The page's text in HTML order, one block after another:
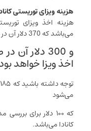
هزینه ویزای توریستی
می‌باشد که 370 دلار آن در هنگام عقد قرارداد
و 300 دلار
اخذ ویزا خواهد
می‌شود
کانادا می‌باشد.